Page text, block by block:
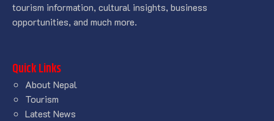
tourism information, cultural insights, business
opportunities, and much more.
Quick Links
About Nepal
Tourism
Latest News